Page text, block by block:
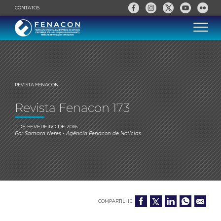
CONTATOS
REVISTA FENACON
Revista Fenacon 173
1 DE FEVEREIRO DE 2016
PorSamara Neres- Agência Fenacon de Notícias
COMPARTILHE